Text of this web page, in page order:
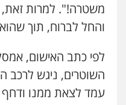
פלילי צבאי
עו"ד אלון
פלילי כלכלי
משטרה!". למרות זאת,
והחל לברוח, תוך
לפי כתב האישום,
השוטרים, ניגש לרכב
עמד לצאת ממנו